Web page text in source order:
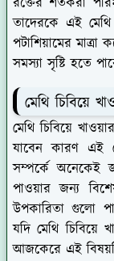
তাদেরকে এই
পটাশিয়ামের
সমস্যা সৃষ্টি হতে
মেথি চিবিয়ে
মেথি চিবিয়ে
যাবেন কারণ এই
সম্পর্কে অনেকেই
পাওয়ার জন্য
উপকারিতা গুলো
যদি মেথি চিবিয়ে
আজকেরে এই